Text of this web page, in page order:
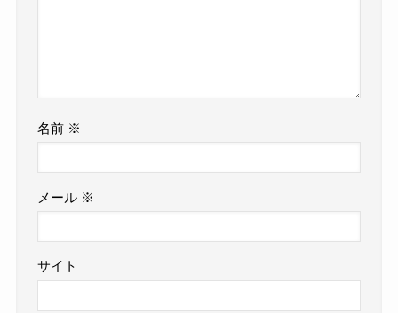
名前 ※
メール ※
サイト